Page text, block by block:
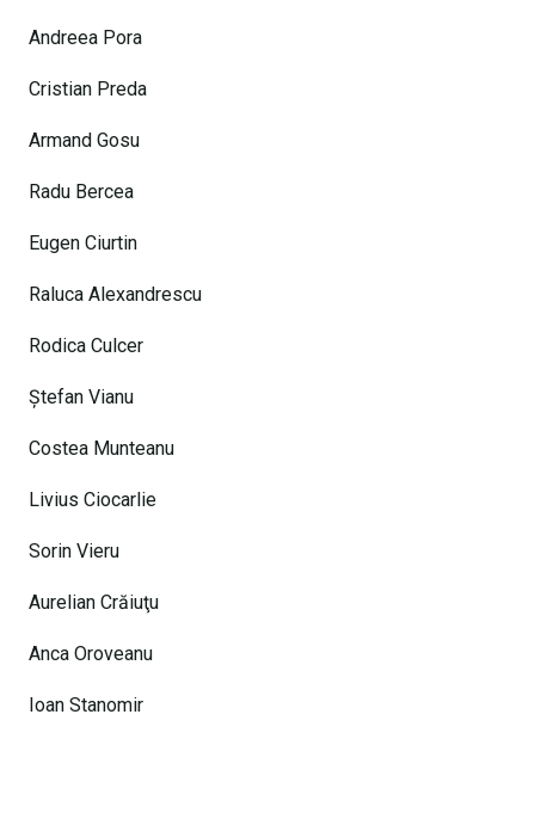
Andreea Pora
Cristian Preda
Armand Gosu
Radu Bercea
Eugen Ciurtin
Raluca Alexandrescu
Rodica Culcer
Ştefan Vianu
Costea Munteanu
Livius Ciocarlie
Sorin Vieru
Aurelian Crăiuţu
Anca Oroveanu
Ioan Stanomir